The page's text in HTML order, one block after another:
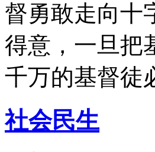
督勇敢走向十
得意，一旦把
千万的基督徒
社会民生